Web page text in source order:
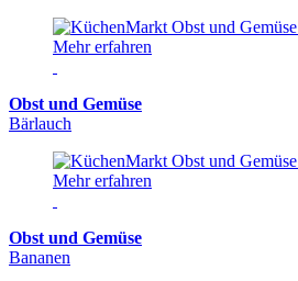
Mehr erfahren
Obst und Gemüse
Bärlauch
Mehr erfahren
Obst und Gemüse
Bananen